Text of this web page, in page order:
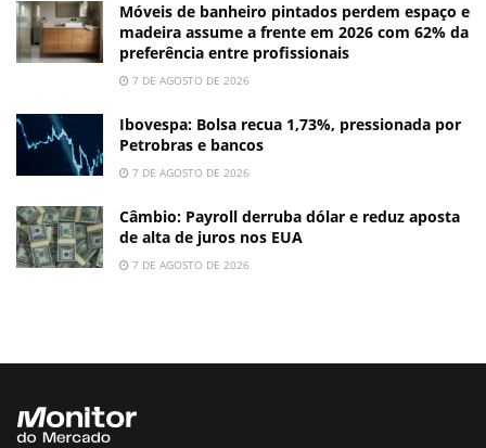
Móveis de banheiro pintados perdem espaço e
madeira assume a frente em 2026 com 62% da
preferência entre profissionais
7 DE AGOSTO DE 2026
Ibovespa: Bolsa recua 1,73%, pressionada por
Petrobras e bancos
7 DE AGOSTO DE 2026
Câmbio: Payroll derruba dólar e reduz aposta
de alta de juros nos EUA
7 DE AGOSTO DE 2026